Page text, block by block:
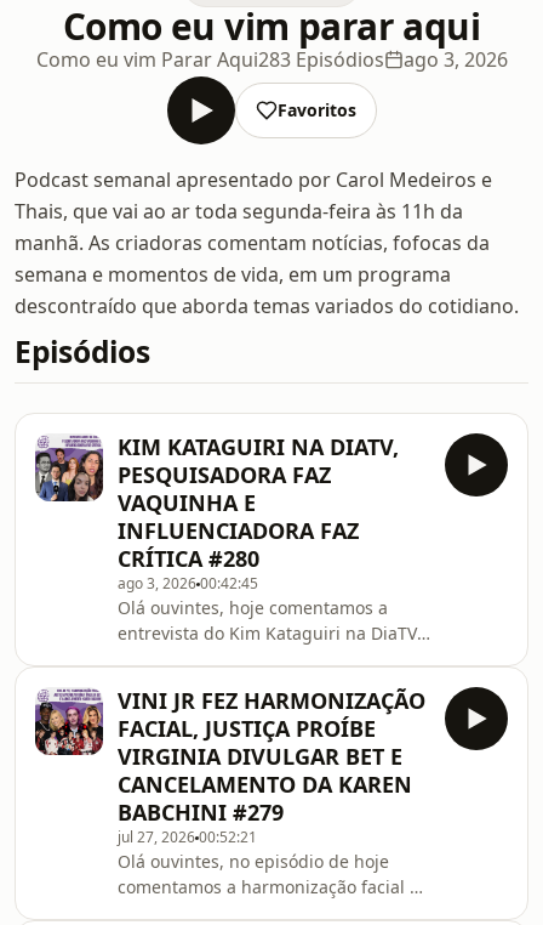
Como eu vim parar aqui
Como eu vim Parar Aqui283 Episódios ago 3, 2026
Favoritos
Podcast semanal apresentado por Carol Medeiros e
Thais, que vai ao ar toda segunda-feira às 11h da
manhã. As criadoras comentam notícias, fofocas da
semana e momentos de vida, em um programa
descontraído que aborda temas variados do cotidiano.
Episódios
KIM KATAGUIRI NA DIATV,
PESQUISADORA FAZ
VAQUINHA E
INFLUENCIADORA FAZ
CRÍTICA #280
ago 3, 202600:42:45
Olá ouvintes, hoje comentamos a
entrevista do Kim Kataguiri na DiaTV
isso gerou, cancelamento da DiaTV,
pronunciamento de vários
apresentadores do canal, além é
claro, da onda de hate que a extrema
direita vem fazendo contra a
comunidade LGBTQIA+.Também
trouxemos atualizações sobre o reality
da Viih Tube e Eliezer, que foi multado
em R$350 mil pelo Ministério Publi
VINI JR FEZ HARMONIZAÇÃO
FACIAL, JUSTIÇA PROÍBE
VIRGINIA DIVULGAR BET E
CANCELAMENTO DA KAREN
BABCHINI #279
jul 27, 202600:52:21
Olá ouvintes, no episódio de hoje
comentamos a harmonização facial do